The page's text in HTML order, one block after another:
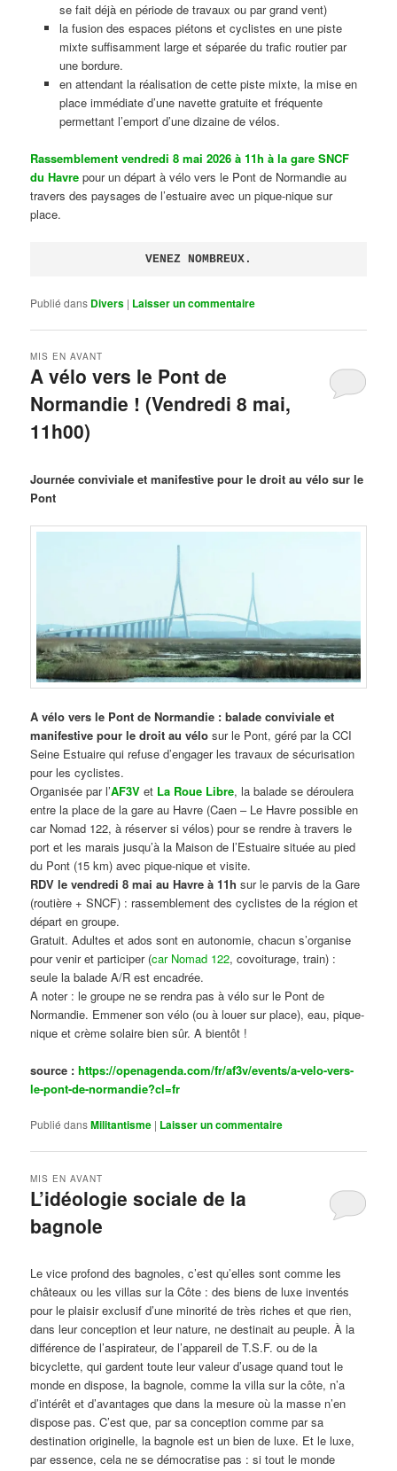
se fait déjà en période de travaux ou par grand vent)
la fusion des espaces piétons et cyclistes en une piste
mixte suffisamment large et séparée du trafic routier par
une bordure.
en attendant la réalisation de cette piste mixte, la mise en
place immédiate d’une navette gratuite et fréquente
permettant l’emport d’une dizaine de vélos.
Rassemblement vendredi 8 mai 2026 à 11h à la gare SNCF
du Havre pour un départ à vélo vers le Pont de Normandie au
travers des paysages de l’estuaire avec un pique-nique sur
place.
VENEZ NOMBREUX.
Publié dans Divers | Laisser un commentaire
A vélo vers le Pont de
Normandie ! (Vendredi 8 mai,
11h00)
MIS EN AVANT
Journée conviviale et manifestive pour le droit au vélo sur le
Pont
A vélo vers le Pont de Normandie : balade conviviale et
manifestive pour le droit au vélo sur le Pont, géré par la CCI
Seine Estuaire qui refuse d’engager les travaux de sécurisation
pour les cyclistes.
Organisée par l’AF3V et La Roue Libre, la balade se déroulera
entre la place de la gare au Havre (Caen – Le Havre possible en
car Nomad 122, à réserver si vélos) pour se rendre à travers le
port et les marais jusqu’à la Maison de l’Estuaire située au pied
du Pont (15 km) avec pique-nique et visite.
RDV le vendredi 8 mai au Havre à 11h sur le parvis de la Gare
(routière + SNCF) : rassemblement des cyclistes de la région et
départ en groupe.
Gratuit. Adultes et ados sont en autonomie, chacun s’organise
pour venir et participer (car Nomad 122, covoiturage, train) :
seule la balade A/R est encadrée.
A noter : le groupe ne se rendra pas à vélo sur le Pont de
Normandie. Emmener son vélo (ou à louer sur place), eau, pique-
nique et crème solaire bien sûr. A bientôt !
source :https://openagenda.com/fr/af3v/events/a-velo-vers-
le-pont-de-normandie?cl=fr
Publié dansMilitantisme | Laisser un commentaire
L’idéologie sociale de la
bagnole
MIS EN AVANT
Le vice profond des bagnoles, c’est qu’elles sont comme les
châteaux ou les villas sur la Côte : des biens de luxe inventés
pour le plaisir exclusif d’une minorité de très riches et que rien,
dans leur conception et leur nature, ne destinait au peuple. À la
différence de l’aspirateur, de l’appareil de T.S.F. ou de la
bicyclette, qui gardent toute leur valeur d’usage quand tout le
monde en dispose, la bagnole, comme la villa sur la côte, n’a
d’intérêt et d’avantages que dans la mesure où la masse n’en
dispose pas. C’est que, par sa conception comme par sa
destination originelle, la bagnole est un bien de luxe. Et le luxe,
par essence, cela ne se démocratise pas : si tout le monde